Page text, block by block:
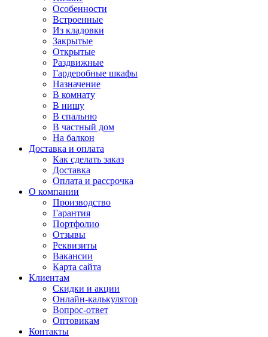
Особенности
Встроенные
Из кладовки
Закрытые
Открытые
Раздвижные
Гардеробные шкафы
Назначение
В комнату
В нишу
В спальню
В частный дом
На балкон
Доставка и оплата
Как сделать заказ
Доставка
Оплата и рассрочка
О компании
Производство
Гарантия
Портфолио
Отзывы
Реквизиты
Вакансии
Карта сайта
Клиентам
Скидки и акции
Онлайн-калькулятор
Вопрос-ответ
Оптовикам
Контакты